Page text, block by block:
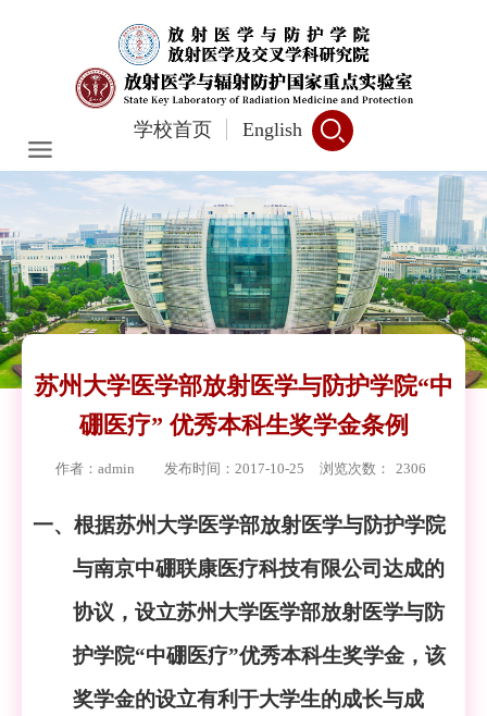
学校首页 English
苏州大学医学部放射医学与防护学院“中
硼医疗” 优秀本科生奖学金条例
作者：admin 发布时间：2017-10-25 浏览次数： 2306
一、根据苏州大学医学部放射医学与防护学院
与南京中硼联康医疗科技有限公司达成的
协议，设立苏州大学医学部放射医学与防
护学院“中硼医疗”优秀本科生奖学金，该
奖学金的设立有利于大学生的成长与成